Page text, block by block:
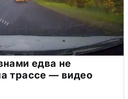
едва не
трассе — видео